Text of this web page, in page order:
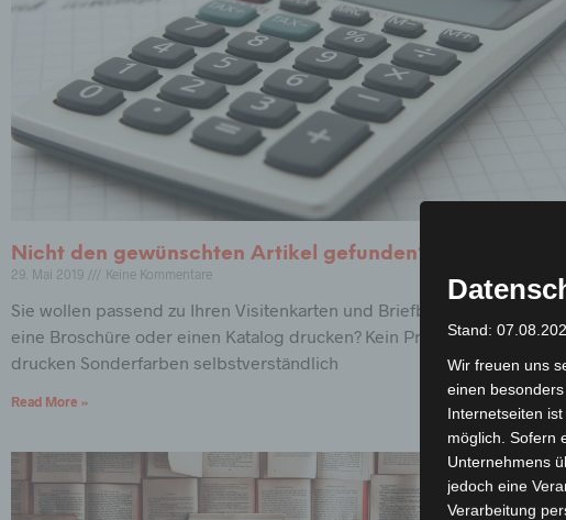
Nicht den gewünschten Artikel gefunden?
29. Mai 2019 Keine Kommentare
Sie wollen passend zu Ihren Visitenkarten und Briefbögen noch einen
eine Broschüre oder einen Katalog drucken? Kein Problem für uns. Wir
drucken Sonderfarben selbstverständlich
Read More »
Stand:
Wir freuen uns
einen
Internetseiten
möglich. Sofern
Unternehmens
jedoch eine
Verarbeitung